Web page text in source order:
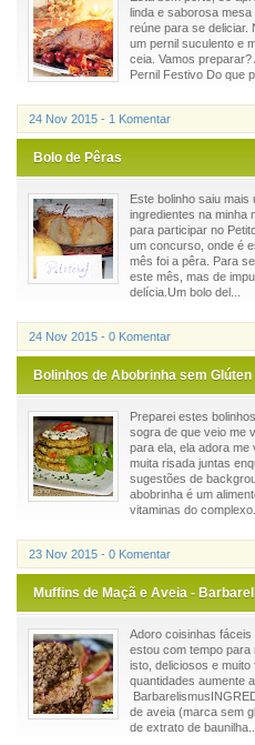
linda e saborosa
reúne para se deliciar.
um pernil suculento e
ceia. Vamos
Pernil Festivo Do que
24 Nov 2015 - 1 Komentar
Bolo de Pêras
Este bolinho saiu
ingredientes na minha
para participar no
um concurso, onde é
mês foi a pêra. Para
este mês, mas de
delícia.Um bolo del...
24 Nov 2015 - 0 Komentar
Bolinhos de Abobrinha sem Glúten
Preparei estes
sogra de que veio me
para ela, ela adora me
muita risada juntas
sugestões de
abobrinha é um
vitaminas do complexo...
23 Nov 2015 - 0 Komentar
Muffins de Maçã e Aveia -
Adoro coisinhas
estou com tempo
isto, deliciosos e
quantidades aumente
de aveia (marca sem
de extrato de baunilha...